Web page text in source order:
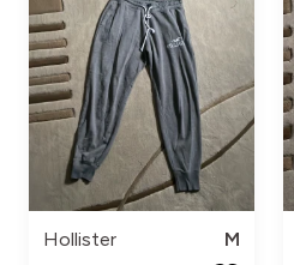
Hollister
M